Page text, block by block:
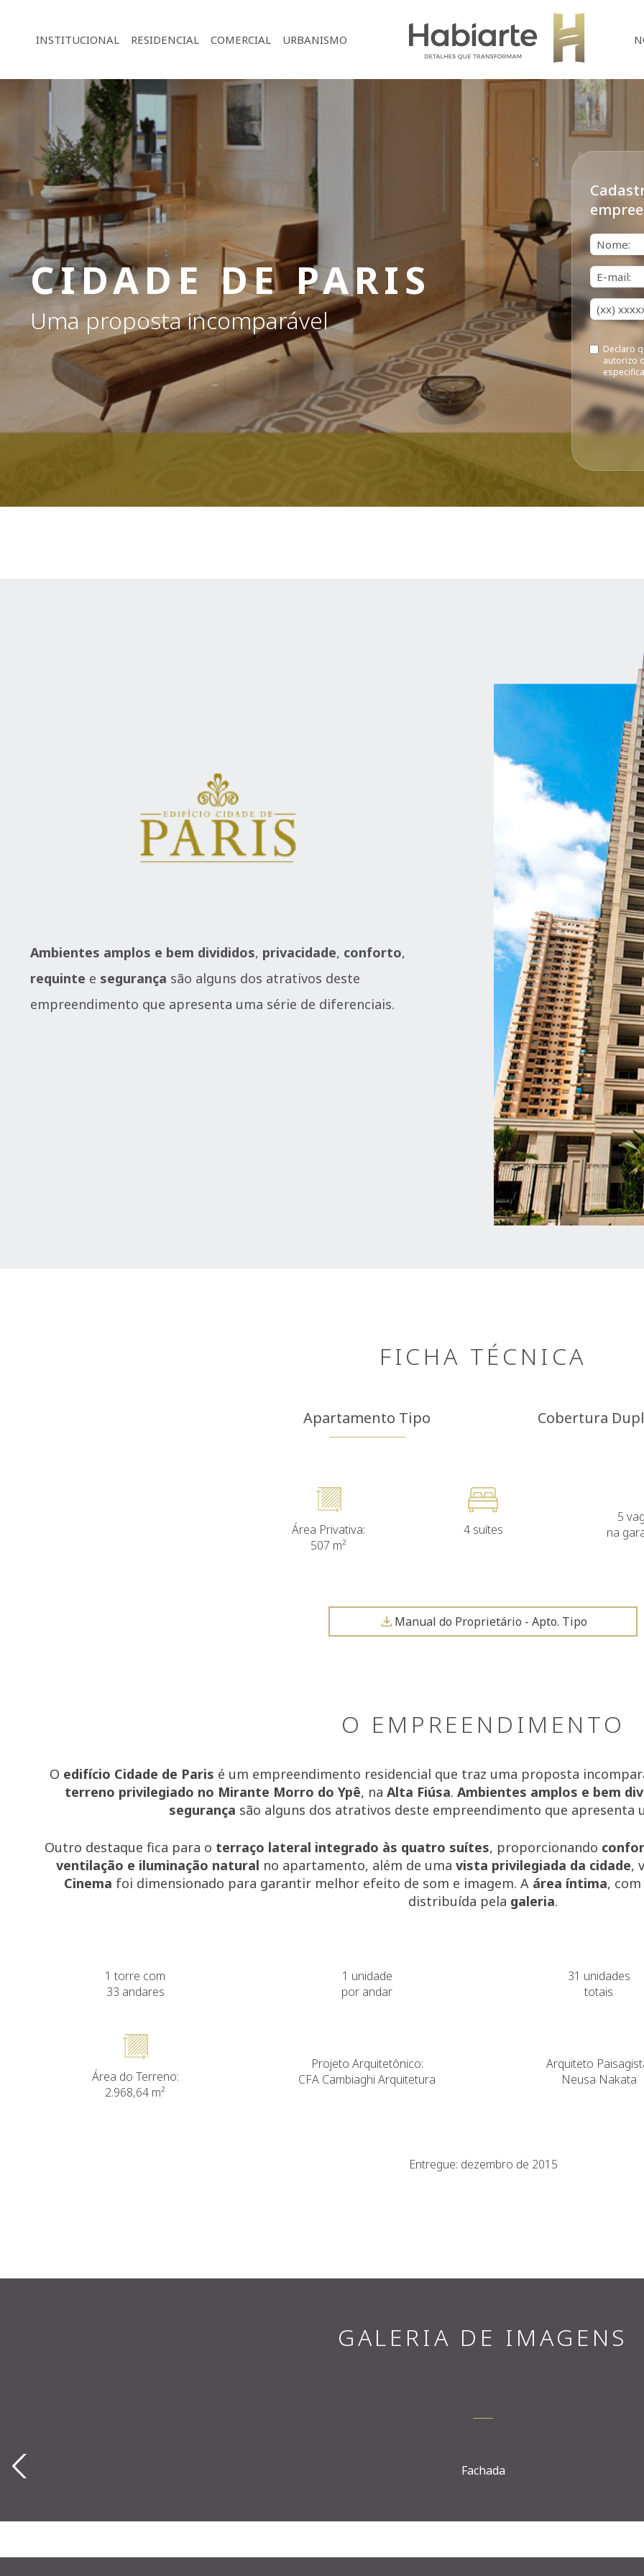
INSTITUCIONAL RESIDENCIAL COMERCIAL URBANISMO
CIDADE DE PARIS
Uma proposta incomparável
Nome*
E-mail*
Telefone*
Declaro
autorizo
Ambientes amplos e bem divididos, privacidade, conforto,
requinte e segurança são alguns dos atrativos deste
empreendimento que apresenta uma série de diferenciais.
FICHA TÉCNICA
Apartamento Tipo Cobertura
Área Privativa:
507 m²
4 suítes
5
na
Manual do Proprietário - Apto. Tipo
O EMPREENDIMENTO
O edifício Cidade de Paris é um empreendimento residencial que traz uma proposta
terreno privilegiado no Mirante Morro do Ypê, na Alta Fiúsa. Ambientes amplos e bem
segurança são alguns dos atrativos deste empreendimento que apresenta
Outro destaque fica para o terraço lateral integrado às quatro suítes, proporcionando
ventilação e iluminação natural no apartamento, além de uma vista privilegiada da cidade,
Cinema foi dimensionado para garantir melhor efeito de som e imagem. A área íntima,
distribuída pela galeria.
1 torre com
33 andares
1 unidade
por andar
31 unidades
totais
Área do Terreno:
2.968,64 m²
Projeto Arquitetônico:
CFA Cambiaghi Arquitetura
Arquiteto
Neusa Nakata
Entregue: dezembro de 2015
GALERIA DE IMAGENS
Fachada